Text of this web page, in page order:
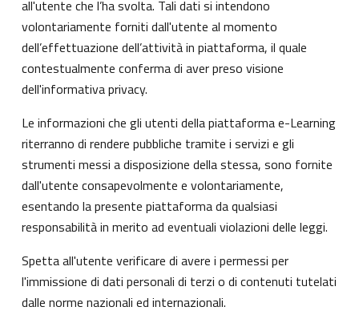
all'utente che l’ha svolta. Tali dati si intendono
volontariamente forniti dall'utente al momento
dell’effettuazione dell’attività in piattaforma, il quale
contestualmente conferma di aver preso visione
dell'informativa privacy.
Le informazioni che gli utenti della piattaforma e-Learning
riterranno di rendere pubbliche tramite i servizi e gli
strumenti messi a disposizione della stessa, sono fornite
dall'utente consapevolmente e volontariamente,
esentando la presente piattaforma da qualsiasi
responsabilità in merito ad eventuali violazioni delle leggi.
Spetta all'utente verificare di avere i permessi per
l'immissione di dati personali di terzi o di contenuti tutelati
dalle norme nazionali ed internazionali.